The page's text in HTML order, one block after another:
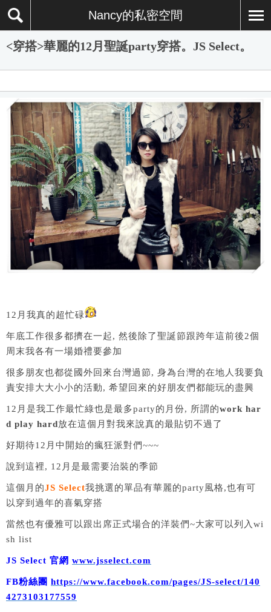
Nancy的私密空間
<穿搭>華麗的12月聖誕party穿搭。JS Select。
12月我真的超忙碌
年底工作很多都擠在一起, 然後除了聖誕節跟跨年這前後2個
周末我各有一場婚禮要參加
很多朋友也都從國外回來台灣過節, 身為台灣的在地人我要負
責安排大大小小的活動, 希望回來的好朋友們都能玩的盡興
12月是我工作最忙綠也是最多party的月份, 所謂的work har
d play hard放在這個月對我來說真的最貼切不過了
好期待12月中開始的瘋狂派對們~~~
說到這裡, 12月是最需要治裝的季節
這個月的JS Select我挑選的單品有華麗的party風格,也有可
以穿到過年的喜氣穿搭
當然也有優雅可以跟出席正式場合的洋裝們~大家可以列入wi
sh list
JS Select 官網 www.jsselect.com
FB粉絲團 https://www.facebook.com/pages/JS-select/140
4273103177559